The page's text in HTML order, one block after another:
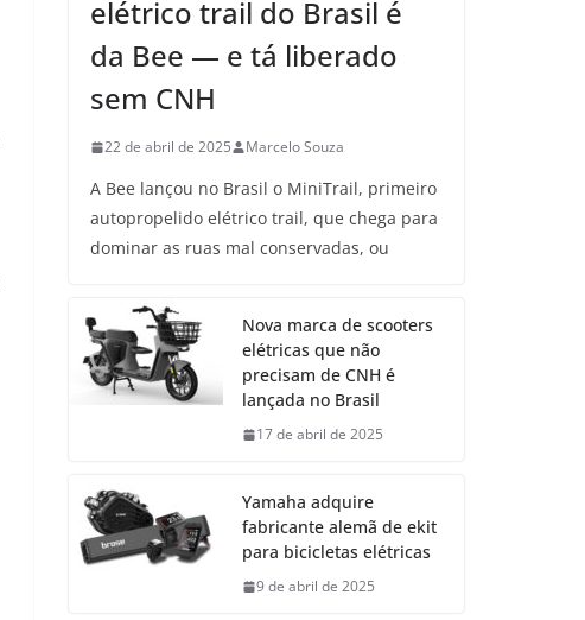
elétrico trail do Brasil é
da Bee — e tá liberado
sem CNH
22 de abril de 2025 Marcelo Souza
A Bee lançou no Brasil o MiniTrail, primeiro
autopropelido elétrico trail, que chega para
dominar as ruas mal conservadas, ou
Nova marca de scooters
elétricas que não
precisam de CNH é
lançada no Brasil
17 de abril de 2025
Yamaha adquire
fabricante alemã de ekit
para bicicletas elétricas
9 de abril de 2025